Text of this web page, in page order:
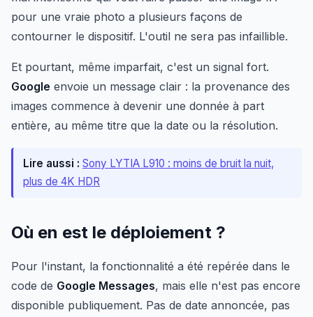
pour une vraie photo a plusieurs façons de
contourner le dispositif. L'outil ne sera pas infaillible.
Et pourtant, même imparfait, c'est un signal fort.
Google envoie un message clair : la provenance des
images commence à devenir une donnée à part
entière, au même titre que la date ou la résolution.
Lire aussi : Sony LYTIA L910 : moins de bruit la nuit,
plus de 4K HDR
Où en est le déploiement ?
Pour l'instant, la fonctionnalité a été repérée dans le
code de Google Messages, mais elle n'est pas encore
disponible publiquement. Pas de date annoncée, pas